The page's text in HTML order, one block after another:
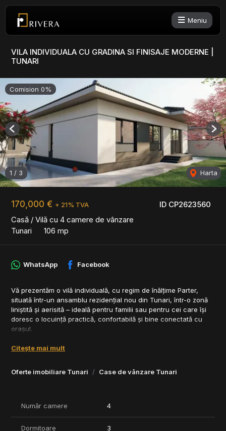
Meniu
VILA INDIVIDUALA CU GRADINA SI FINISAJE MODERNE |
TUNARI
ID CP2623560
170,000 € + 21% TVA
Casă / Vilă cu 4 camere de vânzare
Tunari
106 mp
Comision 0%
1 / 3 Harta
Previous
Oferte imobiliare Tunari Case de vânzare Tunari
WhatsApp Facebook
Vă prezentăm o vilă individuală, cu regim de înălțime Parter,
situată într-un ansamblu rezidențial nou din Tunari, într-o zonă
liniștită și aerisită – ideală pentru familii sau pentru cei care își
doresc o locuință practică, confortabilă și bine conectată cu
orașul.
Detalii proprietate:
bucătărie open space
- Finisaje moderne, de calitate
Citește mai mult
Număr camere 4
Dormitoare 3